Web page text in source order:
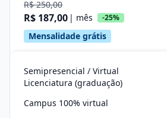
R$ 250,00
R$ 187,00 | mês -25%
Mensalidade grátis
Semipresencial / Virtual
Licenciatura (graduação)
Campus 100% virtual